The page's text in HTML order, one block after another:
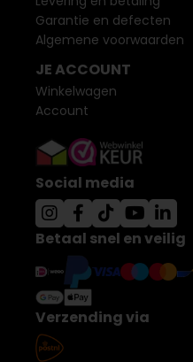
Garantie en defecten
Algemene voorwaarden
JE ACCOUNT
Winkelwagen
Account
Social media
Betaal snel en veilig
Verzending via